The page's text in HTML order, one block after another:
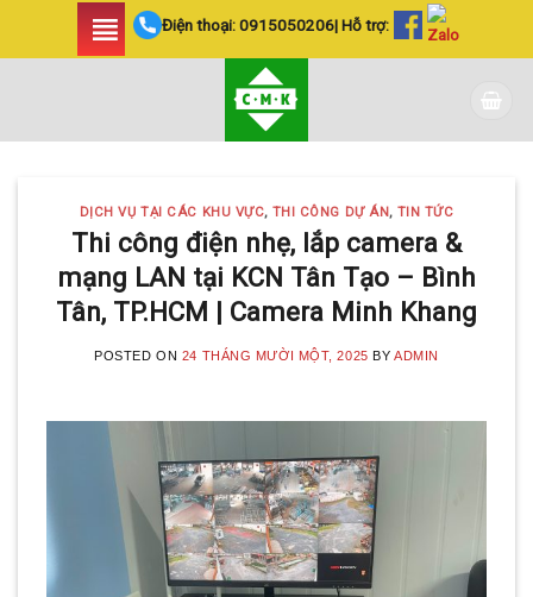
Điện thoại:0915050206| Hỗ trợ:
DỊCH VỤ TẠI CÁC KHU VỰC, THI CÔNG DỰ ÁN, TIN TỨC
Thi công điện nhẹ, lắp camera &
mạng LAN tại KCN Tân Tạo – Bình
Tân, TP.HCM | Camera Minh Khang
POSTED ON 24 THÁNG MƯỜI MỘT, 2025 BY ADMIN